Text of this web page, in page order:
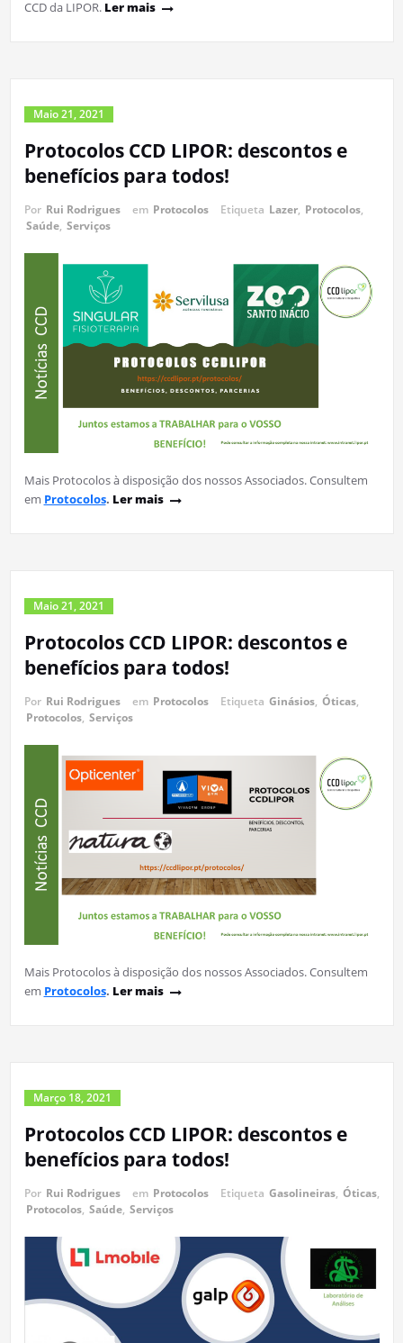
CCD da LIPOR. Ler mais
Maio 21, 2021
Protocolos CCD LIPOR: descontos e
benefícios para todos!
Por Rui Rodrigues em Protocolos Etiqueta Lazer, Protocolos,
Saúde, Serviços
Mais Protocolos à disposição dos nossos Associados. Consultem
em Protocolos. Ler mais
Maio 21, 2021
Protocolos CCD LIPOR: descontos e
benefícios para todos!
Por Rui Rodrigues em Protocolos Etiqueta Ginásios, Óticas,
Protocolos, Serviços
Mais Protocolos à disposição dos nossos Associados. Consultem
em Protocolos. Ler mais
Março 18, 2021
Protocolos CCD LIPOR: descontos e
benefícios para todos!
Por Rui Rodrigues em Protocolos Etiqueta Gasolineiras, Óticas,
Protocolos, Saúde, Serviços